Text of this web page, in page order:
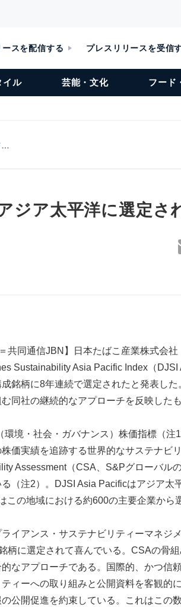
スを配信する プレスリリースを受信
イル 芸能・文化 フード
…
ジア太平洋に選定さ
共同通信JBN】日本たばこ産業株式会社
Sustainability Asia Pacific Index（
銘柄に8年連続で選定されたと発表し
同社の継続的なアプローチを反映したも
境・社会・ガバナンス）株価指標（注
価実績を追跡する世界的なサステナビ
Assessment（CSA、S&Pグローバル
（注2）。DJSI Asia Pacificはアジア太
この地域における約600の主要企業から
イアンス・サステナビリティーマネジ
柄に選定されて喜んでいる。CSAの骨
なアプローチである。国際的、かつ信
ィーへの取り組みと公開資料を客観的
公開促進を約束している。これはこの